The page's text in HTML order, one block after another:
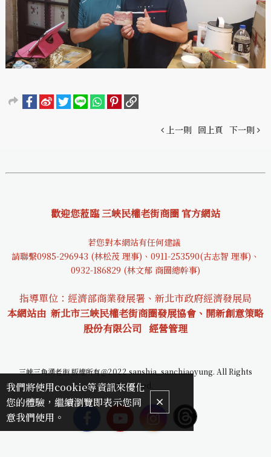
上一則 回上頁 下一則
歡迎您蒞臨 三峽民權老街商圈 官方網站
若您對本網站有任何建議
請聯繫0985-296943 (林松茂 理事)、0911-253590(古志智 理事)、
0932-186829 (林文郁 商圈總幹事)
指導單位：經濟部商業發展署、新北市政府經濟發展局
本網站由 新北市三峽民權老街商圈發展協會、開新創意策略
股份有限公司 經營管理
三峽三角湧老街 版權所有＠2022 sanshia_sanchiaoyung. All Rights
Reserved.
我們將使用cookie等資訊來優化
您的體驗，繼續瀏覽即表示您同
意我們使用。